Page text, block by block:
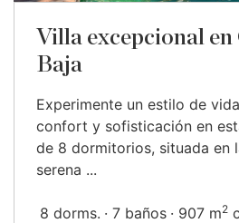
Villa excepcional
Baja
Experimente un estilo de
confort y sofisticación en
de 8 dormitorios, situada en
serena ...
8 dorms. 7 baños 907 m2